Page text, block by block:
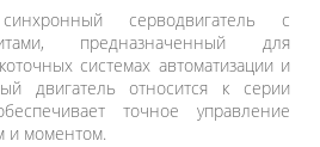
серводвигатель с
предназначенный для
системах автоматизации и
двигатель относится к серии
точное управление
и моментом.